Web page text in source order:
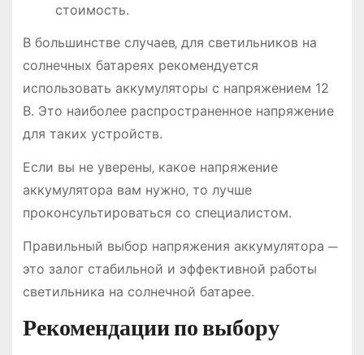
стоимость.
В большинстве случаев‚ для светильников на
солнечных батареях рекомендуется
использовать аккумуляторы с напряжением 12
В. Это наиболее распространенное напряжение
для таких устройств.
Если вы не уверены‚ какое напряжение
аккумулятора вам нужно‚ то лучше
проконсультироваться со специалистом.
Правильный выбор напряжения аккумулятора ─
это залог стабильной и эффективной работы
светильника на солнечной батарее.
Рекомендации по выбору